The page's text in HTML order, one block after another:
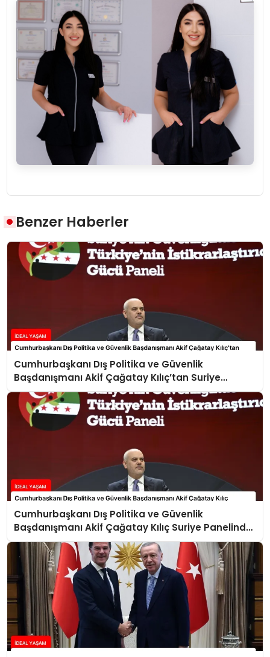
Benzer Haberler
Cumhurbaşkanı Dış Politika ve Güvenlik
Başdanışmanı Akif Çağatay Kılıç’tan Suriye
Panelinde Önemli Açıklamalar
Cumhurbaşkanı Dış Politika ve Güvenlik
Başdanışmanı Akif Çağatay Kılıç Suriye Panelinde
Konuştu